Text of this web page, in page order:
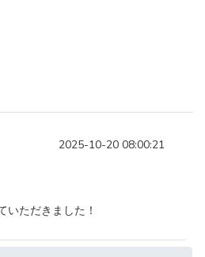
2025-10-20 08:00:21
いただきました！